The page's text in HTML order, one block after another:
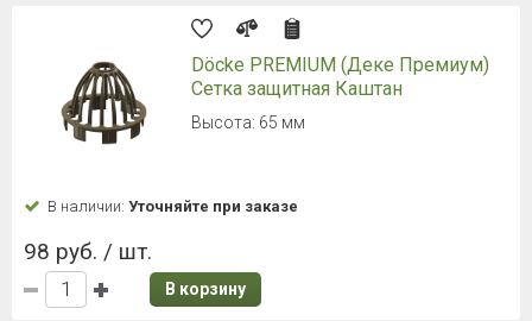
Döcke PREMIUM (Деке Премиум)
Сетка защитная Каштан
Высота: 65 мм
В наличии: Уточняйте при заказе
98 руб. / шт.
В корзину